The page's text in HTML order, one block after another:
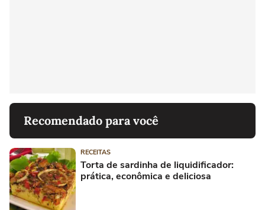
Recomendado para você
RECEITAS
Torta de sardinha de liquidificador:
prática, econômica e deliciosa